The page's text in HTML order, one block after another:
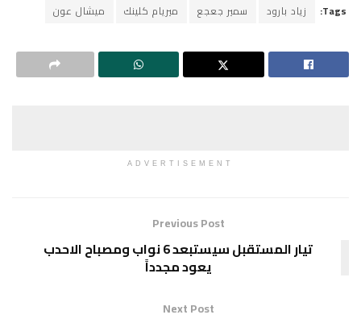
Tags: زياد بارود سمير جعجع ميريام كلينك ميشال عون
ADVERTISEMENT
Previous Post
تيار المستقبل سيستبعد 6 نواب ومصباح الاحدب
يعود مجدداً
Next Post